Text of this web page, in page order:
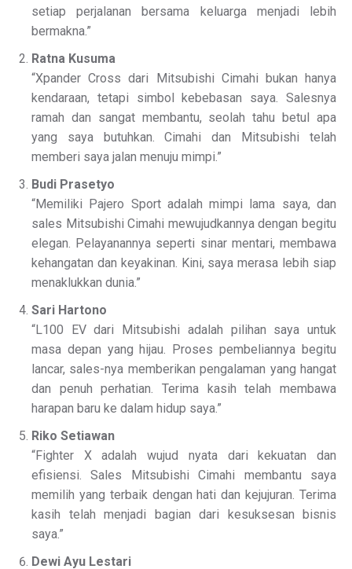
setiap perjalanan bersama keluarga menjadi lebih
bermakna.”
Ratna Kusuma
“Xpander Cross dari Mitsubishi Cimahi bukan hanya
kendaraan, tetapi simbol kebebasan saya. Salesnya
ramah dan sangat membantu, seolah tahu betul apa
yang saya butuhkan. Cimahi dan Mitsubishi telah
memberi saya jalan menuju mimpi.”
Budi Prasetyo
“Memiliki Pajero Sport adalah mimpi lama saya, dan
sales Mitsubishi Cimahi mewujudkannya dengan begitu
elegan. Pelayanannya seperti sinar mentari, membawa
kehangatan dan keyakinan. Kini, saya merasa lebih siap
menaklukkan dunia.”
Sari Hartono
“L100 EV dari Mitsubishi adalah pilihan saya untuk
masa depan yang hijau. Proses pembeliannya begitu
lancar, sales-nya memberikan pengalaman yang hangat
dan penuh perhatian. Terima kasih telah membawa
harapan baru ke dalam hidup saya.”
Riko Setiawan
“Fighter X adalah wujud nyata dari kekuatan dan
efisiensi. Sales Mitsubishi Cimahi membantu saya
memilih yang terbaik dengan hati dan kejujuran. Terima
kasih telah menjadi bagian dari kesuksesan bisnis
saya.”
Dewi Ayu Lestari